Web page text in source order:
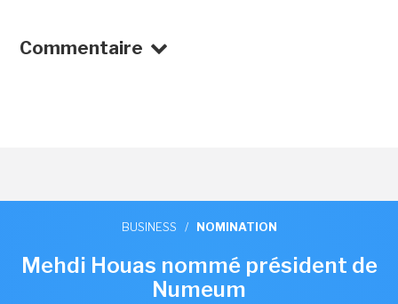
Commentaire
BUSINESS / NOMINATION
Mehdi Houas nommé président de
Numeum